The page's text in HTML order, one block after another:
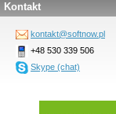
Kontakt
kontakt@softnow.pl
+48 530 339 506
Skype (chat)